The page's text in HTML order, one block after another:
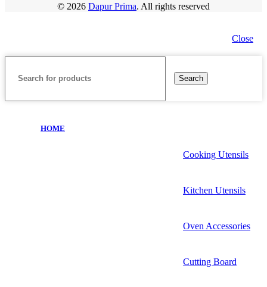
© 2026 Dapur Prima. All rights reserved
Close
Search
HOME
Cooking Utensils
Kitchen Utensils
Oven Accessories
Cutting Board